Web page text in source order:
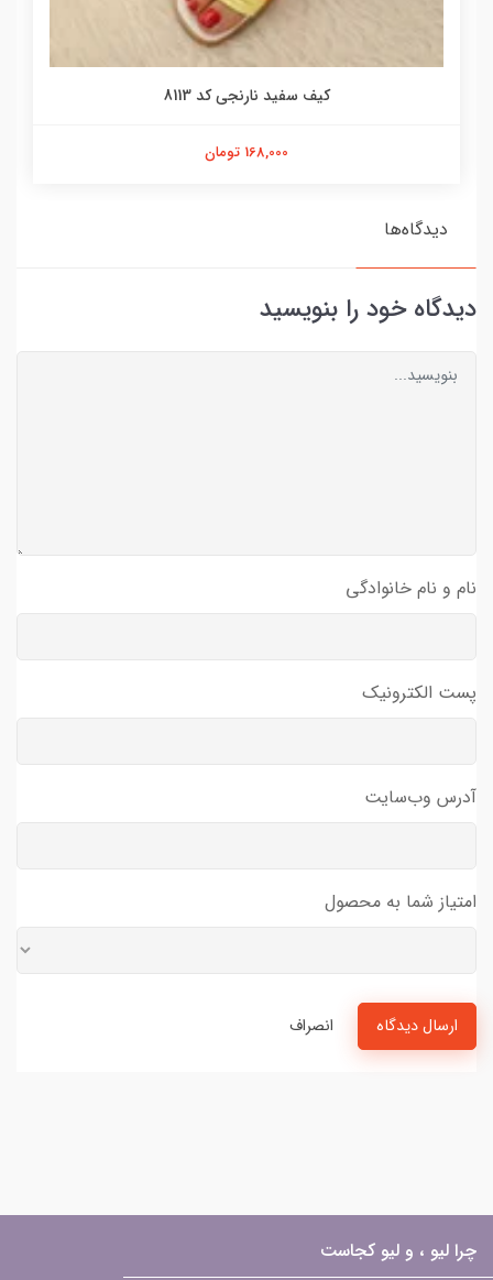
کیف سفید نارنجی کد 8113
168,000 تومان
دیدگاه‌ها
دیدگاه خود را بنویسید
نام و نام خانوادگی
پست الکترونیک
آدرس وب‌سایت
امتیاز شما به محصول
ارسال دیدگاه انصراف
چرا لیو ، و لیو کجاست